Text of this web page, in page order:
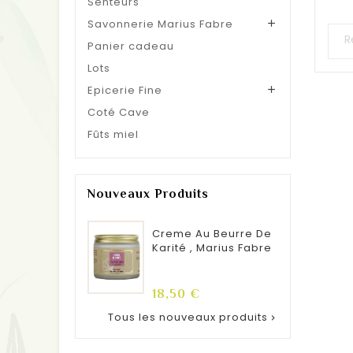
Savonnerie Marius Fabre 
Panier cadeau
Lots
Epicerie Fine

Coté Cave
Fûts miel
Nouveaux Produits
Creme Au Beurre De
Karité , Marius Fabre
18,50 €
Tous les nouveaux produits 